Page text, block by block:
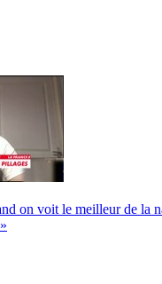
on voit le meilleur de la